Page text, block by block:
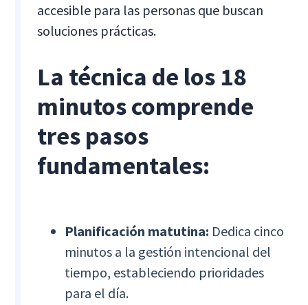
accesible para las personas que buscan
soluciones prácticas.
La técnica de los 18
minutos comprende
tres pasos
fundamentales:
Planificación matutina: Dedica cinco
minutos a la gestión intencional del
tiempo, estableciendo prioridades
para el día.